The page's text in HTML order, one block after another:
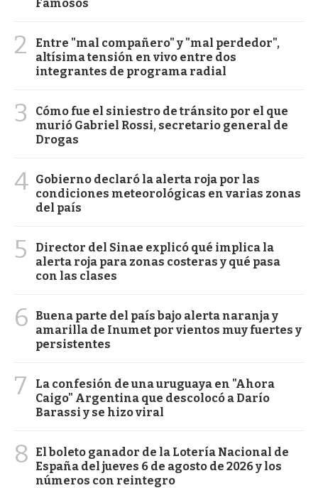
Famosos
2
Entre "mal compañero" y "mal perdedor",
altísima tensión en vivo entre dos
integrantes de programa radial
3
Cómo fue el siniestro de tránsito por el que
murió Gabriel Rossi, secretario general de
Drogas
4 Gobierno declaró la alerta roja por las
condiciones meteorológicas en varias zonas
del país
5
Director del Sinae explicó qué implica la
alerta roja para zonas costeras y qué pasa
con las clases
6
Buena parte del país bajo alerta naranja y
amarilla de Inumet por vientos muy fuertes y
persistentes
7
La confesión de una uruguaya en "Ahora
Caigo" Argentina que descolocó a Darío
Barassi y se hizo viral
8
El boleto ganador de la Lotería Nacional de
España del jueves 6 de agosto de 2026 y los
números con reintegro